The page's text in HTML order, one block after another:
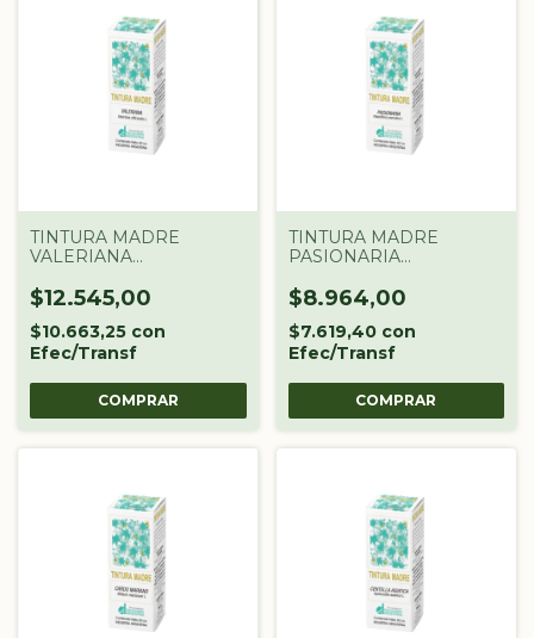
TINTURA MADRE
VALERIANA
ARGENTINA X 60 CC
$12.545,00
$10.663,25 con
Efec/Transf
TINTURA MADRE
PASIONARIA
ARGENTINA X 60 CC
$8.964,00
$7.619,40 con
Efec/Transf